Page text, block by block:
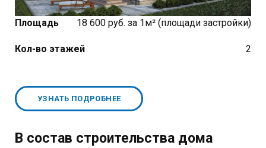
Площадь 18 600 руб. за 1м² (площади застройки)
Кол-во этажей 2
УЗНАТЬ ПОДРОБНЕЕ
В состав строительства дома